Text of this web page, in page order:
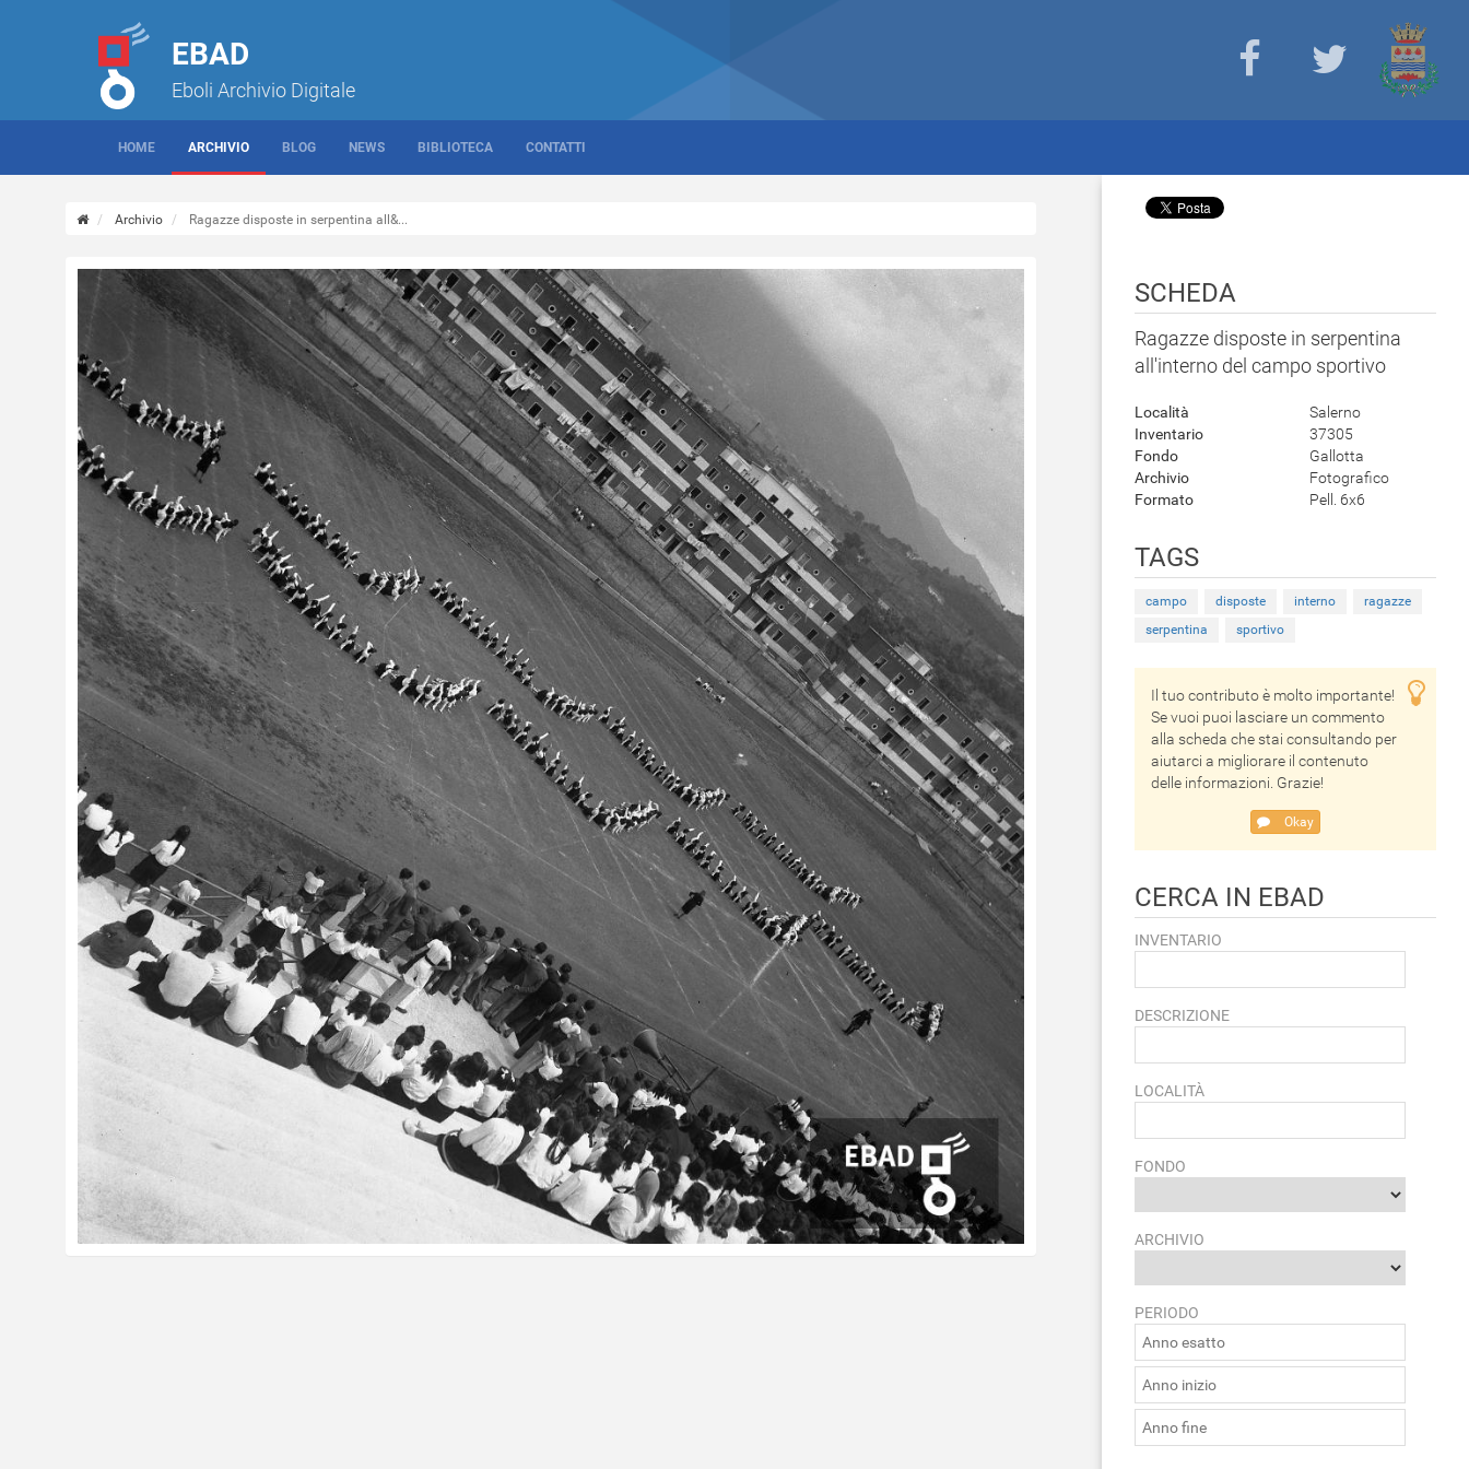
EBAD
Eboli Archivio Digitale
HOME ARCHIVIO BLOG NEWS BIBLIOTECA CONTATTI
Archivio Ragazze disposte in serpentina all&...
SCHEDA
Ragazze disposte in serpentina
all'interno del campo sportivo
Località
Salerno
Inventario
37305
Fondo
Gallotta
Archivio
Fotografico
Formato
Pell. 6x6
TAGS
campo disposte interno
ragazze
serpentina
sportivo
Il tuo contributo è molto importante!
Se vuoi puoi lasciare un commento
alla scheda che stai consultando per
aiutarci a migliorare il contenuto
delle informazioni. Grazie!
Okay
CERCA IN EBAD
INVENTARIO
DESCRIZIONE
LOCALITÀ
FONDO
ARCHIVIO
PERIODO